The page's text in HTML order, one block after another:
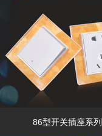
86型开关插座系列